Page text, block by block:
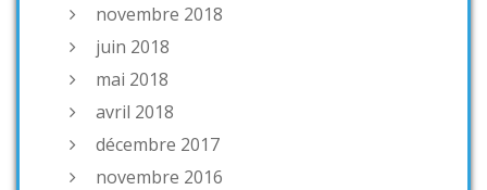
novembre 2018
juin 2018
mai 2018
avril 2018
décembre 2017
novembre 2016